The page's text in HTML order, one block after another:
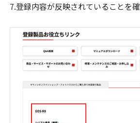
7.登録内容が反映されていることを